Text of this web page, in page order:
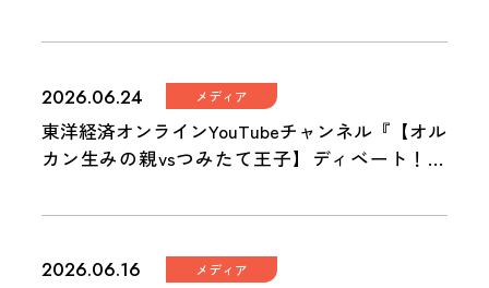
2026.06.24 メディア
東洋経済オンラインYouTubeチャンネル『【オル
カン生みの親vsつみたて王子】ディベート！積
sアクティブ」／中野氏から「インデックスはフ
摘！代田氏の反論は？』
2026.06.16 メディア